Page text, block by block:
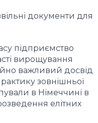
документи для
підприємство
вирощування
важливий досвід
зовнішньої
в Німеччині в
елітних